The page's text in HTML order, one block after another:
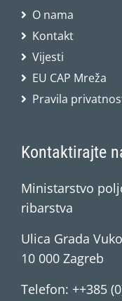
O nama
Kontakt
Vijesti
EU CAP Mreža
Pravila
Kontaktirajte
Ministarstvo
ribarstva
Ulica Grada
10 000 Zagreb
Telefon: ++385